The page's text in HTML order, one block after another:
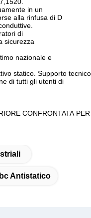
in un
alla rinfusa di D
di
sicurezza
nazionale e
statico. Supporto
di tutti gli utenti di
CONFRONTATA PER
Antistatico